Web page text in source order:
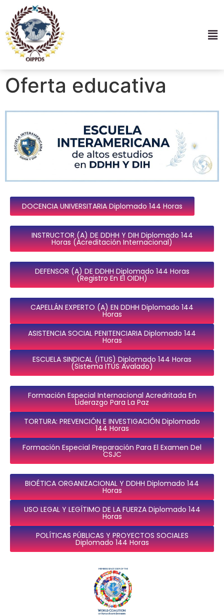
Oferta educativa
DOCENCIA UNIVERSITARIA Diplomado 144 Horas
INSTRUCTOR (A) DE DDHH Y DIH Diplomado 144
Horas (Acreditación Internacional)
DEFENSOR (a) DE DDHH Diplomado 144 Horas
(Registro En El OIDH)
CAPELLÁN EXPERTO (A) EN DDHH Diplomado 144
Horas
ASISTENCIA SOCIAL PENITENCIARIA Diplomado 144
Horas
ESCUELA SINDICAL (ITUS) Diplomado 144 Horas
(Sistema ITUS Avalado)
Formación Especial Internacional Acredritada En
Liderazgo Para La Paz
TORTURA: PREVENCIÓN E INVESTIGACIÓN Diplomado
144 Horas
Formación Especial Preparación Para El Examen Del
CSJC
BIOÉTICA ORGANIZACIONAL Y DDHH Diplomado 144
Horas
USO LEGAL Y LEGÍTIMO DE LA FUERZA Diplomado 144
Horas
POLÍTICAS PÚBLICAS Y PROYECTOS SOCIALES
Diplomado 144 Horas